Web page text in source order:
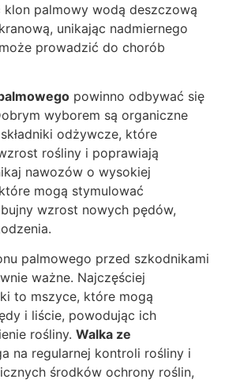
klon palmowy wodą deszczową
unikając nadmiernego
prowadzić do chorób
powinno odbywać się
wyborem są organiczne
odżywcze, które
rośliny i poprawiają
nawozów o wysokiej
mogą stymulować
wzrost nowych pędów,
palmowego przed szkodnikami
ważne. Najczęściej
to mszyce, które mogą
i liście, powodując ich
rośliny. Walka ze
na regularnej kontroli rośliny i
środków ochrony roślin,